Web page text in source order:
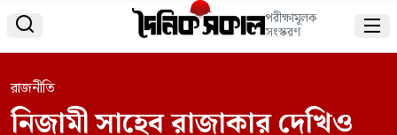
 পরীক্ষামূলক
সংস্করণ 
রাজনীতি
নিজামী সাহেব রাজাকার দেখিও